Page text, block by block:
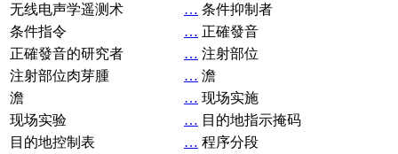
无线电声学遥测术
… 条件抑制者
条件指令
… 正確發音
正確發音的研究者
… 注射部位
注射部位肉芽腫
… 澹
澹
… 现场实施
现场实验
… 目的地指示掩码
目的地控制表
… 程序分段